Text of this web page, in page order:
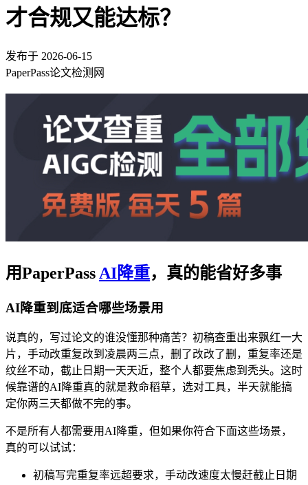
才合规又能达标？
发布于 2026-06-15
PaperPass论文检测网
用PaperPass AI降重，真的能省好多事
AI降重到底适合哪些场景用
说真的，写过论文的谁没懂那种痛苦？初稿查重出来飘红一大
片，手动改重复改到凌晨两三点，删了改改了删，重复率还是
纹丝不动，截止日期一天天近，整个人都要焦虑到秃头。这时
候靠谱的AI降重真的就是救命稻草，选对工具，半天就能搞
定你两三天都做不完的事。
不是所有人都需要用AI降重，但如果你符合下面这些场景，
真的可以试试：
初稿写完重复率远超要求，手动改速度太慢赶截止日期